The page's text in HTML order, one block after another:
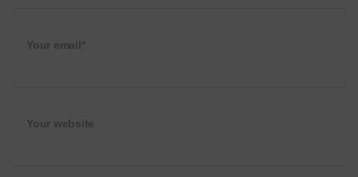
Your email*
Your website